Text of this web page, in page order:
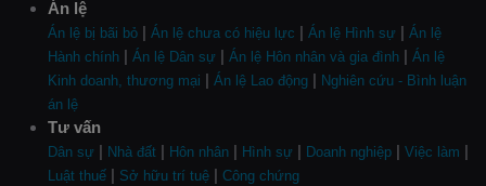
Án lệ
Án lệ bị bãi bỏ | Án lệ chưa có hiệu lực | Án lệ Hình sự | Án lệ
Hành chính | Án lệ Dân sự | Án lệ Hôn nhân và gia đình | Án lệ
Kinh doanh, thương mại | Án lệ Lao động | Nghiên cứu - Bình luận
án lệ
Tư vấn
Dân sự | Nhà đất | Hôn nhân | Hình sự | Doanh nghiệp | Việc làm |
Luật thuế | Sở hữu trí tuệ | Công chứng